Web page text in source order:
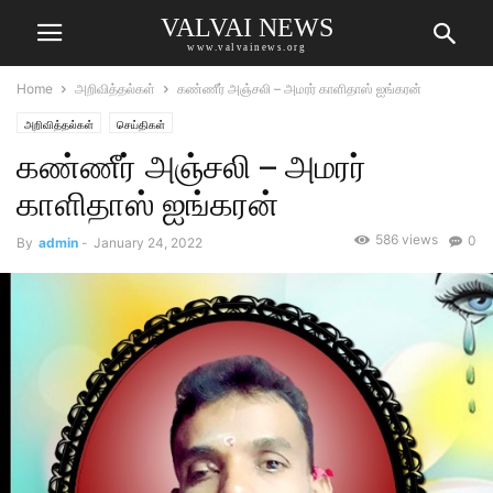
VALVAI NEWS
www.valvainews.org
Home அறிவித்தல்கள் கண்ணீர் அஞ்சலி – அமரர் காளிதாஸ் ஐங்கரன்
அறிவித்தல்கள் செய்திகள்
கண்ணீர் அஞ்சலி – அமரர்
காளிதாஸ் ஐங்கரன்
By admin - January 24, 2022 0
586 views